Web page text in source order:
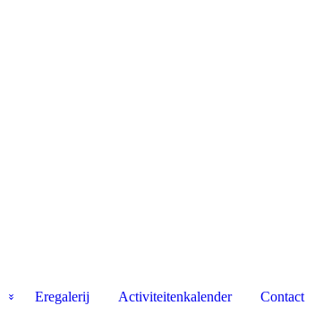
Eregalerij Activiteitenkalender Contact